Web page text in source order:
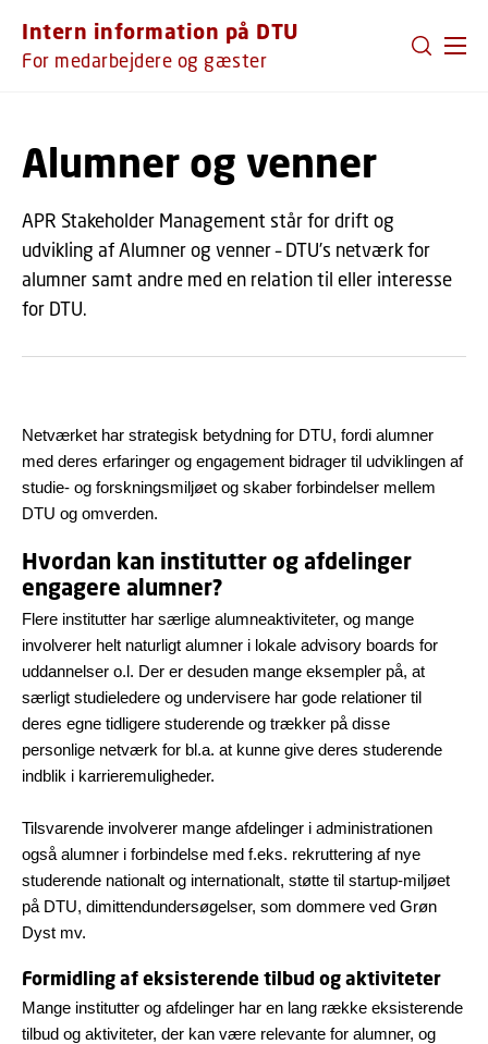
Intern information på DTU
For medarbejdere og gæster
Alumner og venner
APR Stakeholder Management står for drift og
udvikling af Alumner og venner – DTU’s netværk for
alumner samt andre med en relation til eller interesse
for DTU.
Netværket har strategisk betydning for DTU, fordi alumner
med deres erfaringer og engagement bidrager til udviklingen af
studie- og forskningsmiljøet og skaber forbindelser mellem
DTU og omverden.
Hvordan kan institutter og afdelinger
engagere alumner?
Flere institutter har særlige alumneaktiviteter, og mange
involverer helt naturligt alumner i lokale advisory boards for
uddannelser o.l. Der er desuden mange eksempler på, at
særligt studieledere og undervisere har gode relationer til
deres egne tidligere studerende og trækker på disse
personlige netværk for bl.a. at kunne give deres studerende
indblik i karrieremuligheder.
Tilsvarende involverer mange afdelinger i administrationen
også alumner i forbindelse med f.eks. rekruttering af nye
studerende nationalt og internationalt, støtte til startup-miljøet
på DTU, dimittendundersøgelser, som dommere ved Grøn
Dyst mv.
Formidling af eksisterende tilbud og aktiviteter
Mange institutter og afdelinger har en lang række eksisterende
tilbud og aktiviteter, der kan være relevante for alumner, og